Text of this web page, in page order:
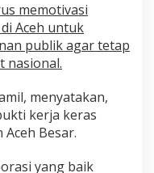
memotivasi
Aceh untuk
publik agar tetap
nasional.
menyatakan,
kerja keras
Besar.
yang baik